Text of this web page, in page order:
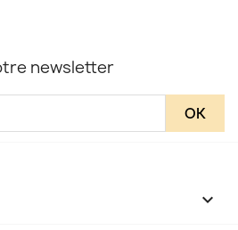
newsletter
